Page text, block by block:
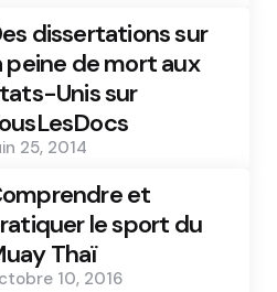
dissertations sur
peine de mort aux
Unis sur
25, 2014
et
le sport du
Thaï
10, 2016